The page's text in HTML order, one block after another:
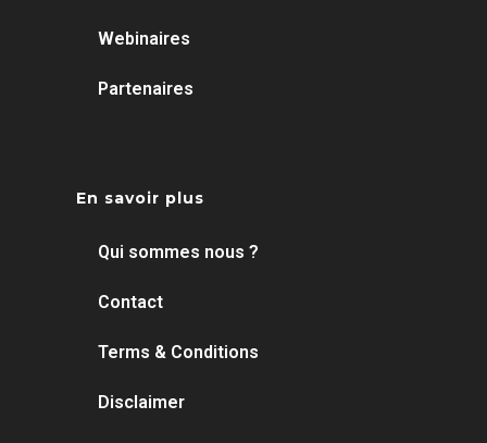
Webinaires
Partenaires
En savoir plus
Qui sommes nous ?
Contact
Terms & Conditions
Disclaimer